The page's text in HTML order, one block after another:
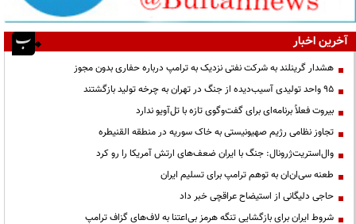
آخرین اخبار
هشدار گرینلند به شرکت نفتی نزدیک به ترامپ درباره حفاری بدون مجوز
95 واحد تولیدی آسیب‌دیده از جنگ در تهران به چرخه تولید بازگشتند
بیروت فعلاً برنامه‌ای برای گفت‌وگوی تازه با تل‌آویو ندارد
تجاوز نظامی رژیم صهیونیستی به خاک سوریه در منطقه القنیطره
وال‌استریت‌ژرونال: جنگ با ایران ضعف‌های ارتش آمریکا را رو کرد
طعنه سی‌ان‌ان به توهم ترامپ برای تسلیم ایران
حاجی دلیگانی از استیضاح عراقچی خبر داد
شروط ایران برای بازگشایی تنگه هرمز بی‌اعتنا به لاف‌های گزاف ترامپ